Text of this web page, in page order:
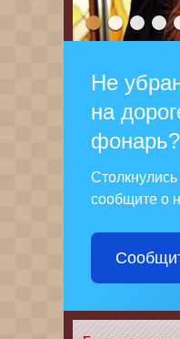
Не
на
фонарь?
сообщите о